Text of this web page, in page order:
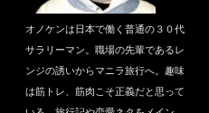
オノケンは日本で働く普通の３０代
サラリーマン。職場の先輩であるレ
ンジの誘いからマニラ旅行へ。趣味
は筋トレ、筋肉こそ正義だと思って